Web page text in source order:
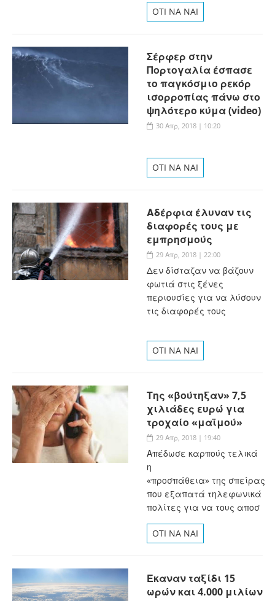
OTI NA NAI
Σέρφερ στην
Πορτογαλία έσπασε
το παγκόσμιο ρεκόρ
ισορροπίας πάνω στο
ψηλότερο κύμα (video)
30 Απρ, 2018 | 10:20
OTI NA NAI
Αδέρφια έλυναν τις
διαφορές τους με
εμπρησμούς
29 Απρ, 2018 | 22:00
Δεν δίσταζαν να βάζουν
φωτιά στις ξένες
περιουσίες για να λύσουν
τις διαφορές τους
OTI NA NAI
Της «βούτηξαν» 7,5
χιλιάδες ευρώ για
τροχαίο «μαϊμού»
29 Απρ, 2018 | 19:40
Απέδωσε καρπούς τελικά
η
«προσπάθεια» της σπείρας
που εξαπατά τηλεφωνικά
πολίτες για να τους αποσ
OTI NA NAI
Έκαναν ταξίδι 15
ωρών και 4.000 μιλίων